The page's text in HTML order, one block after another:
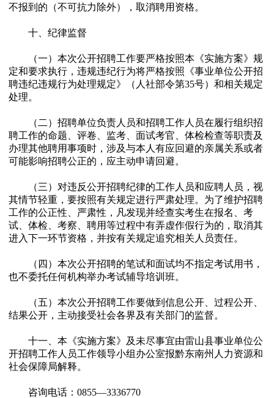
不报到的（不可抗力除外），取消聘用资格。
十、纪律监督
（一）本次公开招聘工作要严格按照本《实施方案》规
定和要求执行，违规违纪行为将严格按照《事业单位公开招
聘违纪违规行为处理规定》（人社部令第35号）和相关规定
处理。
（二）招聘单位负责人员和招聘工作人员在履行组织招
聘工作的命题、评卷、监考、面试考官、体检检查等职责及
办理其他聘用事项时，涉及与本人有应回避的亲属关系或者
可能影响招聘公正的，应主动申请回避。
（三）对违反公开招聘纪律的工作人员和应聘人员，视
其情节轻重，要按照有关规定进行严肃处理。为了维护招聘
工作的公正性、严肃性，凡发现并经查实考生在报名、考
试、体检、考察、聘用等过程中有弄虚作假行为的，取消其
进入下一环节资格，并按有关规定追究相关人员责任。
（四）本次公开招聘的笔试和面试均不指定考试用书，
也不委托任何机构举办考试辅导培训班。
（五）本次公开招聘工作要做到信息公开、过程公开、
结果公开，主动接受社会各界及有关部门的监督。
十一、本《实施方案》及未尽事宜由雷山县事业单位公
开招聘工作人员工作领导小组办公室报黔东南州人力资源和
社会保障局解释。
咨询电话：0855—3336770